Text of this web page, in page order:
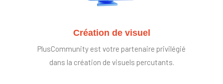
Création de visuel
PlusCommunity est votre partenaire privilégié
dans la création de visuels percutants.